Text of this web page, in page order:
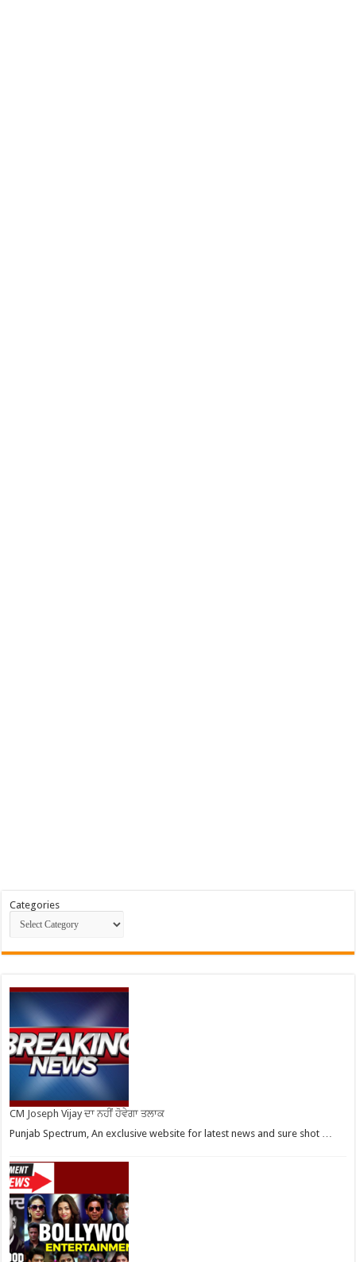
Categories
CM Joseph Vijay ਦਾ ਨਹੀਂ ਹੋਵੇਗਾ ਤਲਾਕ
Punjab Spectrum, An exclusive website for latest news and sure shot …